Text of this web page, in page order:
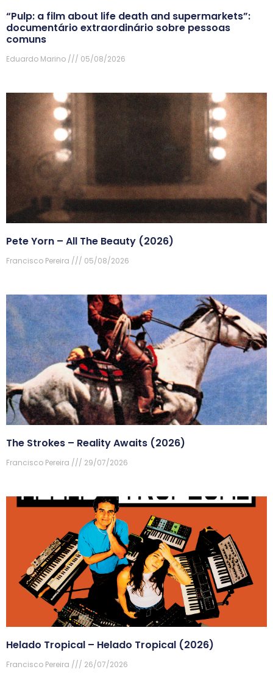
“Pulp: a film about life death and supermarkets”:
documentário extraordinário sobre pessoas
comuns
Eduardo Marino 05/08/2026
Pete Yorn – All The Beauty (2026)
Francisco Pereira 05/08/2026
The Strokes – Reality Awaits (2026)
Francisco Pereira 29/07/2026
Helado Tropical – Helado Tropical (2026)
Francisco Pereira 26/07/2026